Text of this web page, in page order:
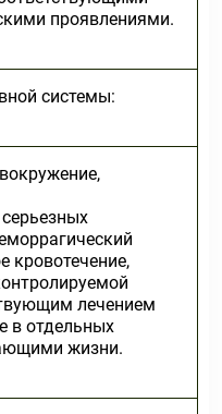
проявлениями.
системы:
кровотечение,
лечением
в отдельных
жизни.